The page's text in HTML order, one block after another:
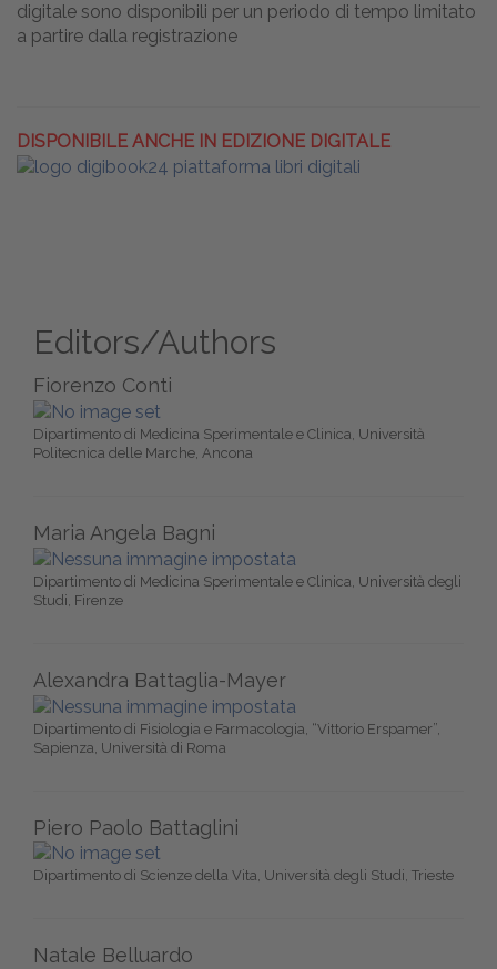
digitale sono disponibili per un periodo di tempo limitato
a partire dalla registrazione
DISPONIBILE ANCHE IN EDIZIONE DIGITALE
Editors/Authors
Fiorenzo Conti
Dipartimento di Medicina Sperimentale e Clinica, Università
Politecnica delle Marche, Ancona
Maria Angela Bagni
Dipartimento di Medicina Sperimentale e Clinica, Università degli
Studi, Firenze
Alexandra Battaglia-Mayer
Dipartimento di Fisiologia e Farmacologia, “Vittorio Erspamer”,
Sapienza, Università di Roma
Piero Paolo Battaglini
Dipartimento di Scienze della Vita, Università degli Studi, Trieste
Natale Belluardo